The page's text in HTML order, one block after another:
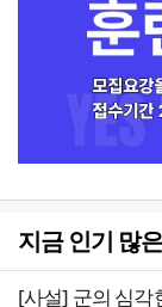
지금 인기 많
[사설] 군의 심각